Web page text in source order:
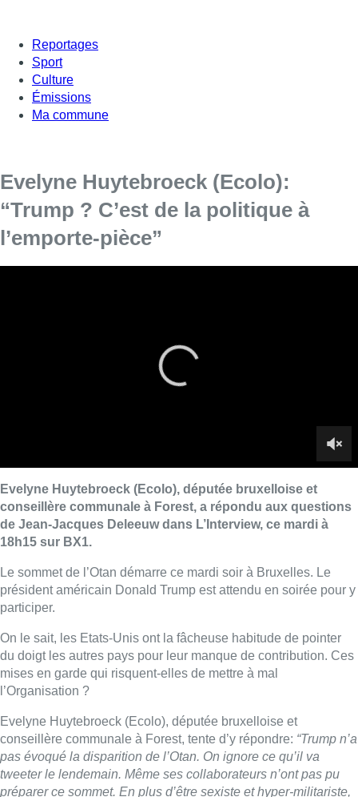
Reportages
Sport
Culture
Émissions
Ma commune
Evelyne Huytebroeck (Ecolo):
“Trump ? C’est de la politique à
l’emporte-pièce”
Le sommet de l’Otan démarre ce mardi soir à Bruxelles. Le
président américain Donald Trump est attendu en soirée pour y
On le sait, les Etats-Unis ont la fâcheuse habitude de pointer
du doigt les autres pays pour leur manque de contribution. Ces
Evelyne Huytebroeck (Ecolo), députée bruxelloise et
conseillère communale à Forest, tente d’y répondre:“Trump n’a
pas évoqué la disparition de l’Otan. On ignore ce qu’il va
préparer ce sommet. En plus d’être sexiste et hyper-militariste,
il est totalement imprévisible ce qui est dangereux en matière
de politique. Il revient toujours avec le même discours à savoir
que les Européens ne contribuent pas assez. Alors, il a raison
et tort à la fois. Raison si on prend le chiffre brut aujourd’hui,
tort si on regarde la progression de ces dernières années.”
Finalement, que demande Donald Trump ? “
qu’il veut, continue Evelyne Huytebroeck.
Nous avons
l’impression qu’il fait de la musculation et ce, dans tous les
domaines. C’est tout le temps de la politique à l’emporte-pièce.
Ce sont énormément d’effets d’annonce qui font parfois très
très mal. C’est dangereux évidemment.”